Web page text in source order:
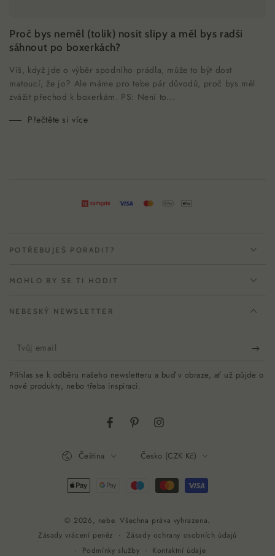
Proč bys neměl (tolik) nosit slipy a měl bys radši
sáhnout po boxerkách?
Víš, když jde o výběr spodního prádla, může to být dost
matoucí, že jo? Ale máme pro tebe pár důvodů, proč bys měl
zvážit přechod k boxerkám. PS: Není to...
Přečtěte si více
POTŘEBUJEŠ PORADIT?
MOHLO BY SE TI HODIT
NEBESKÝ NEWSLETTER
Tvůj
Přihlas se k odběru našeho newsletteru a buď v obraze, ať už půjde o
nové produkty, nebo třeba inspiraci.
FacebookPinterestInstagram
© 2026, nebe. Všechna práva vyhrazena.
Zásady vrácení peněz
Zásady ochrany osobních údajů
Podmínky služby
Kontaktní údaje
Čeština Česko (CZK Kč)